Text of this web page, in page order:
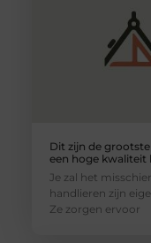
Dit zijn de
een hoge kwaliteit
Je zal het
handlieren zijn
Ze zorgen ervoor